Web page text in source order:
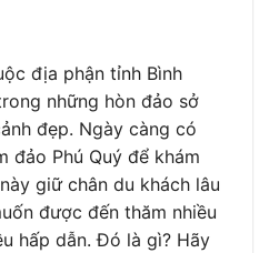
địa phận tỉnh Bình
những hòn đảo sở
đẹp. Ngày càng có
đảo Phú Quý để khám
giữ chân du khách lâu
được đến thăm nhiều
hấp dẫn. Đó là gì? Hãy